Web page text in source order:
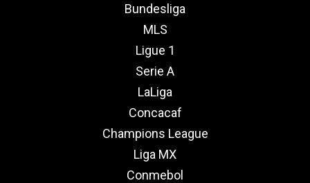
Bundesliga
MLS
Ligue 1
Serie A
LaLiga
Concacaf
Champions League
Liga MX
Conmebol